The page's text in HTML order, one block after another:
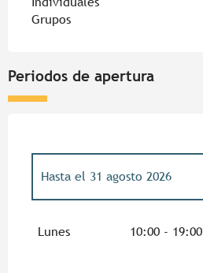
Grupos
Periodos de apertura
Hasta el 31 agosto 2026
Lunes 10:00 - 19:00